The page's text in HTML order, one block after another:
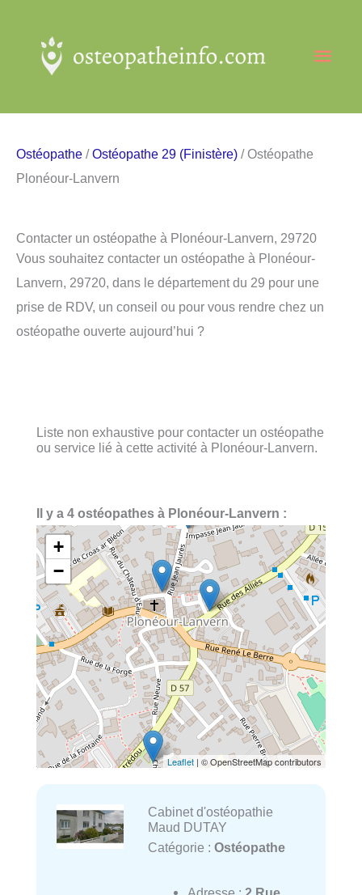
contenu
Ostéopathe /Ostéopathe 29 (Finistère) / Ostéopathe
Plonéour-Lanvern
Contacter un ostéopathe à Plonéour-Lanvern, 29720
Vous souhaitez contacter un ostéopathe à Plonéour-
Lanvern, 29720, dans le département du 29 pour une
prise de RDV, un conseil ou pour vous rendre chez un
ostéopathe ouverte aujourd’hui ?
Liste non exhaustive pour contacter un ostéopathe
ou service lié à cette activité à Plonéour-Lanvern.
Il y a 4 ostéopathes à Plonéour-Lanvern :
+
−
Leaflet | © OpenStreetMap contributors
Cabinet d'ostéopathie
Maud DUTAY
Catégorie : Ostéopathe